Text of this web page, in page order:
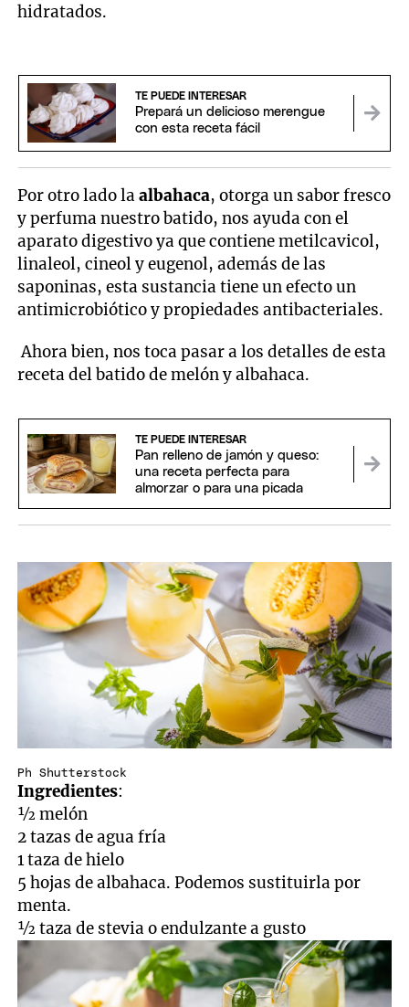
hidratados.
TE PUEDE INTERESAR
Prepará un delicioso merengue
con esta receta fácil
Por otro lado laalbahaca, otorga un sabor fresco
y perfuma nuestro batido, nos ayuda con el
aparato digestivo ya que contiene metilcavicol,
linaleol, cineol y eugenol, además de las
saponinas, esta sustancia tiene un efecto un
antimicrobiótico y propiedades antibacteriales.
Ahora bien, nos toca pasar a los detalles de esta
receta del batido de melón y albahaca.
TE PUEDE INTERESAR
Pan relleno de jamón y queso:
una receta perfecta para
almorzar o para una picada
Ph Shutterstock
Ingredientes:
½ melón
2 tazas de agua fría
1 taza de hielo
5 hojas de albahaca. Podemos sustituirla por
menta.
½ taza de stevia o endulzante a gusto